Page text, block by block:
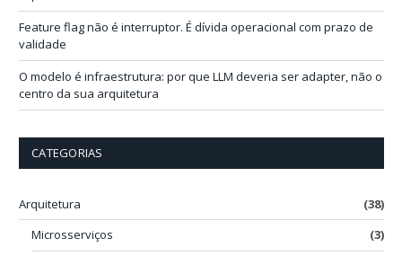
Feature flag não é interruptor. É dívida operacional com prazo de
validade
O modelo é infraestrutura: por que LLM deveria ser adapter, não o
centro da sua arquitetura
CATEGORIAS
Arquitetura
(38)
Microsserviços
(3)